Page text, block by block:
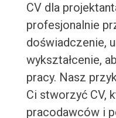
CV dla
profesjonalnie
doświadczenie,
wykształcenie,
pracy. Nasz
Ci stworzyć CV,
pracodawców i